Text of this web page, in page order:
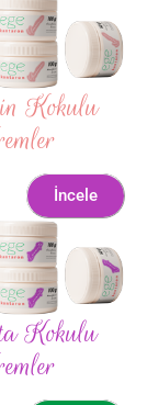
Kokulu
İncele
Kokulu